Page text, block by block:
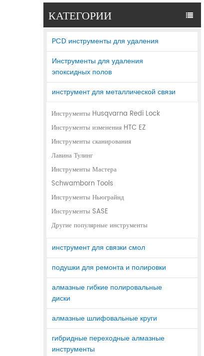
КАТЕГОРИИ
PCD инструменты для удаления
Инструменты для удаления
эпоксидных полов
инструмент для металлической связи
Инструменты Husqvarna Redi Lock
Инструменты изменения HTC EZ
Инструменты сканирования
Лавина Тулинг
Инструменты Мастера
Schwamborn Tools
Инструменты Ньюграйнд
Инструменты SASE
Другие популярные инструменты
инструмент для связки смол
подушки для ремонта и полировки
алмазные гибкие полировальные
диски
алмазные шлифовальные круги
гибридные переходные алмазные
инструменты